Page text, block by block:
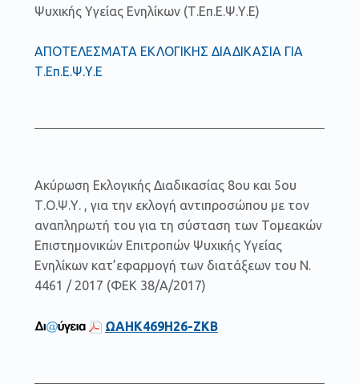
Ψυχικής Υγείας Ενηλίκων (Τ.Επ.Ε.Ψ.Υ.Ε)
ΑΠΟΤΕΛΕΣΜΑΤΑ ΕΚΛΟΓΙΚΗΣ ΔΙΑΔΙΚΑΣΙΑ ΓΙΑ
Τ.Επ.Ε.Ψ.Υ.Ε
Ακύρωση Εκλογικής Διαδικασίας 8ου και 5ου
Τ.Ο.Ψ.Υ. , για την εκλογή αντιπροσώπου με τον
αναπληρωτή του για τη σύσταση των Τομεακών
Επιστημονικών Επιτροπών Ψυχικής Υγείας
Ενηλίκων κατ’εφαρμογή των διατάξεων του Ν.
4461 / 2017 (ΦΕΚ 38/Α/2017)
ΩΑΗΚ469Η26-ΖΚΒ